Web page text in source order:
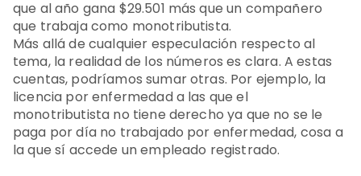
que al año gana $29.501 más que un compañero
que trabaja como monotributista.
Más allá de cualquier especulación respecto al
tema, la realidad de los números es clara. A estas
cuentas, podríamos sumar otras. Por ejemplo, la
licencia por enfermedad a las que el
monotributista no tiene derecho ya que no se le
paga por día no trabajado por enfermedad, cosa a
la que sí accede un empleado registrado.